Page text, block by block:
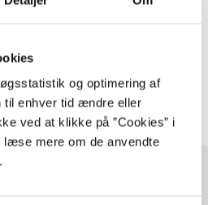
og optimering af
til enhver tid ændre eller
ved at klikke på ”Cookies” i
læse mere om de anvendte
sit amet ...